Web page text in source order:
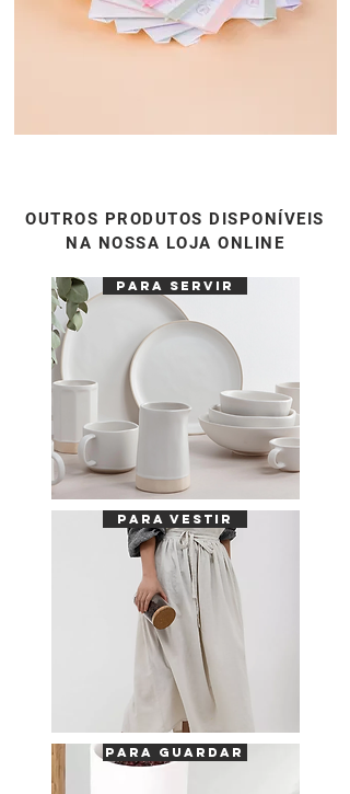
OUTROS PRODUTOS DISPONÍVEIS
NA NOSSA LOJA ONLINE
para servir
PARA VESTIR
para guardar